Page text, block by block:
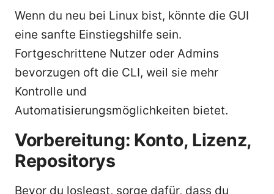
Wenn du neu bei Linux bist, könnte die GUI
eine sanfte Einstiegshilfe sein.
Fortgeschrittene Nutzer oder Admins
bevorzugen oft die CLI, weil sie mehr
Kontrolle und
Automatisierungsmöglichkeiten bietet.
Vorbereitung: Konto, Lizenz,
Repositorys
Bevor du loslegst, sorge dafür, dass du